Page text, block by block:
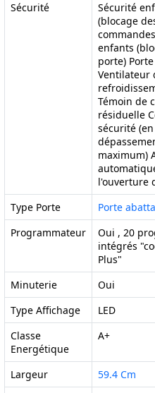
Sécurité
Sécurité
(blocage
enfants
porte)
Ventilateur
Témoin de
résiduelle
sécurité
maximum)
l'ouverture
Type Porte Porte
Programmateur
Oui , 20
intégrés
Plus"
Minuterie Oui
Type Affichage
LED
Classe
Energétique
A+
Largeur 59.4 Cm